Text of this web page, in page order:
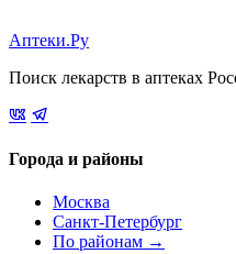
Аптеки.Ру
Поиск лекарств в аптеках
Города и районы
Москва
Санкт-Петербург
По районам →